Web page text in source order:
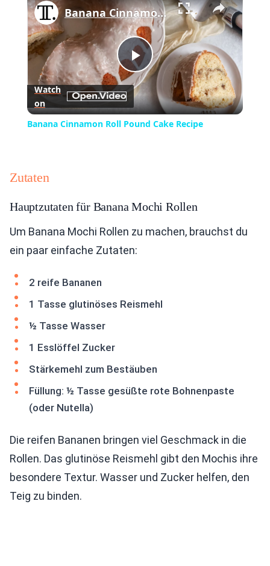
Play
Video
Banana Cinnamon Roll Pound Cake Recipe
Watch
on
Banana Cinnamon Roll Pound Cake Recipe
Zutaten
Hauptzutaten für Banana Mochi Rollen
Um Banana Mochi Rollen zu machen, brauchst du
ein paar einfache Zutaten:
2 reife Bananen
1 Tasse glutinöses Reismehl
½ Tasse Wasser
1 Esslöffel Zucker
Stärkemehl zum Bestäuben
Füllung: ½ Tasse gesüßte rote Bohnenpaste
(oder Nutella)
Die reifen Bananen bringen viel Geschmack in die
Rollen. Das glutinöse Reismehl gibt den Mochis ihre
besondere Textur. Wasser und Zucker helfen, den
Teig zu binden.